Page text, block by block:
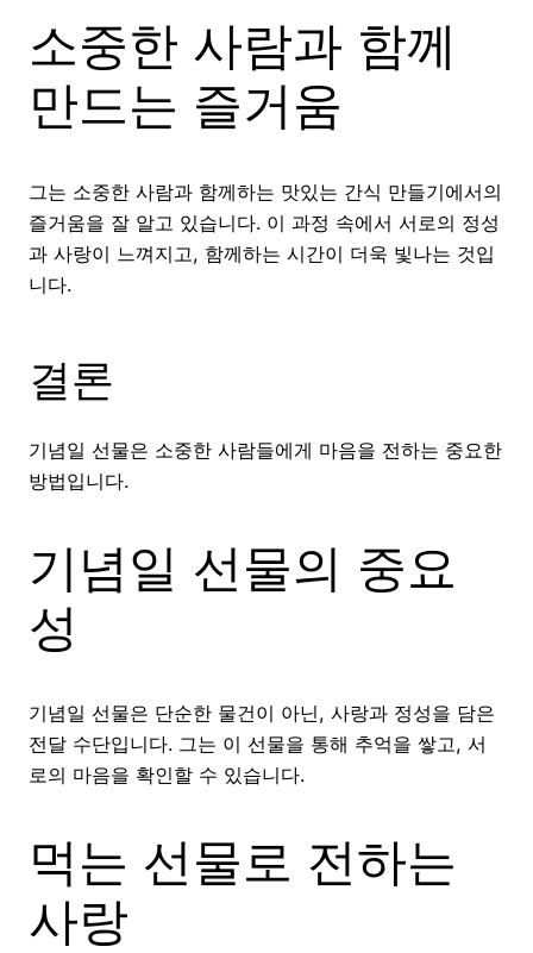
소중한 사람과 함께
만드는 즐거움
그는 소중한 사람과 함께하는 맛있는 간식 만들기에서의
즐거움을 잘 알고 있습니다. 이 과정 속에서 서로의 정성
과 사랑이 느껴지고, 함께하는 시간이 더욱 빛나는 것입
니다.
결론
기념일 선물은 소중한 사람들에게 마음을 전하는 중요한
방법입니다.
기념일 선물의 중요
성
기념일 선물은 단순한 물건이 아닌, 사랑과 정성을 담은
전달 수단입니다. 그는 이 선물을 통해 추억을 쌓고, 서
로의 마음을 확인할 수 있습니다.
먹는 선물로 전하는
사랑